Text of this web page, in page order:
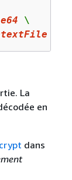
\
La
en
dans